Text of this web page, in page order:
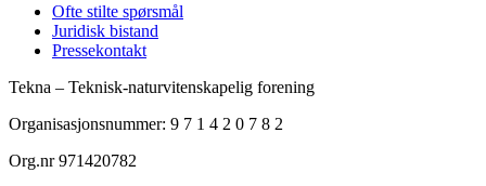
Ofte stilte spørsmål
Juridisk bistand
Pressekontakt
Tekna – Teknisk-naturvitenskapelig forening
Organisasjonsnummer: 9 7 1 4 2 0 7 8 2
Org.nr 971420782